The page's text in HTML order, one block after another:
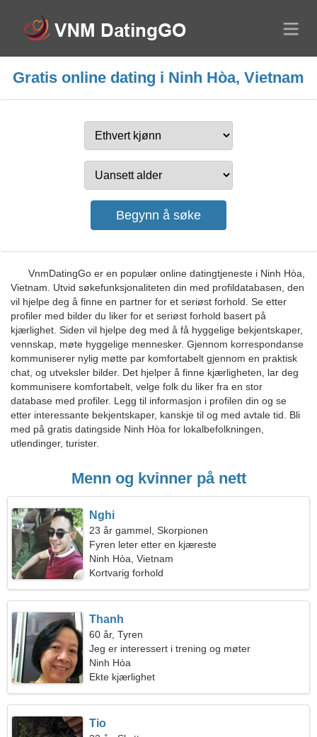
Gratis online dating i Ninh Hòa, Vietnam
VnmDatingGo er en populær online datingtjeneste i Ninh Hòa,
Vietnam. Utvid søkefunksjonaliteten din med profildatabasen, den
vil hjelpe deg å finne en partner for et seriøst forhold. Se etter
profiler med bilder du liker for et seriøst forhold basert på
kjærlighet. Siden vil hjelpe deg med å få hyggelige bekjentskaper,
vennskap, møte hyggelige mennesker. Gjennom korrespondanse
kommuniserer nylig møtte par komfortabelt gjennom en praktisk
chat, og utveksler bilder. Det hjelper å finne kjærligheten, lar deg
kommunisere komfortabelt, velge folk du liker fra en stor
database med profiler. Legg til informasjon i profilen din og se
etter interessante bekjentskaper, kanskje til og med avtale tid. Bli
med på gratis datingside Ninh Hòa for lokalbefolkningen,
utlendinger, turister.
Menn og kvinner på nett
Nghi
23 år gammel, Skorpionen
Fyren leter etter en kjæreste
Ninh Hòa, Vietnam
Kortvarig forhold
Thanh
60 år, Tyren
Jeg er interessert i trening og møter
Ninh Hòa
Ekte kjærlighet
Tio